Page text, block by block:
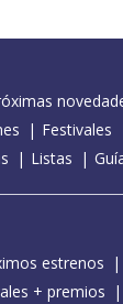
Festivales
Listas
estrenos
+ premios